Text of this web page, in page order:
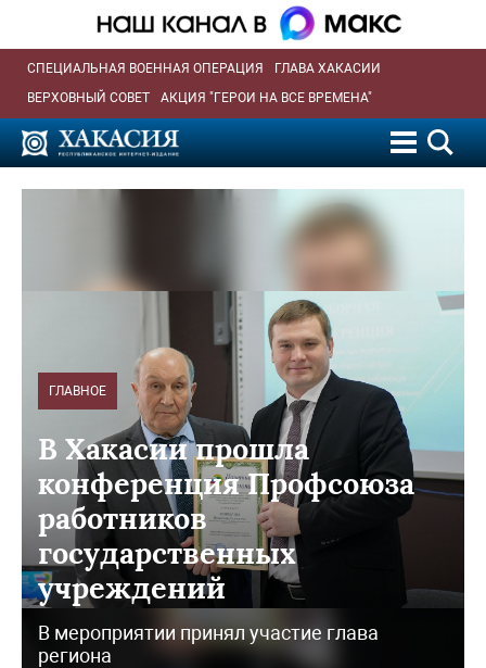
СПЕЦИАЛЬНАЯ ВОЕННАЯ ОПЕРАЦИЯ
ГЛАВА ХАКАСИИ
ВЕРХОВНЫЙ СОВЕТ
АКЦИЯ "ГЕРОИ НА ВСЕ ВРЕМЕНА"
ГЛАВНОЕ
В Хакасии прошла
конференция Профсоюза
работников
государственных
учреждений
В мероприятии принял участие глава
региона